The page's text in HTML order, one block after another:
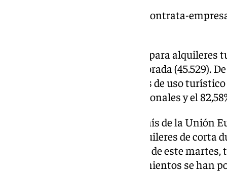
https://www.101tv.es/malaga-contrata-
El 78,87% de las solicitudes son para alquileres
21,13%, para el alquiler de temporada (45.529).
manera definitiva, los alquileres de uso
Asimismo, el 80,11% son provisionales y el
Así, España ha sido el primer país de la Unión
comunitaria referente a los alquileres de corta
despliegan plenamente a partir de este
seis meses en los que los alojamientos se han